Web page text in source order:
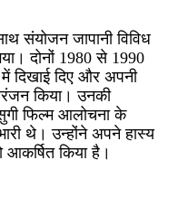
संयोजन जापानी विविध
दोनों 1980 से 1990
दिखाई दिए और अपनी
किया। उनकी
फिल्म आलोचना के
थे। उन्होंने अपने हास्य
किया है।